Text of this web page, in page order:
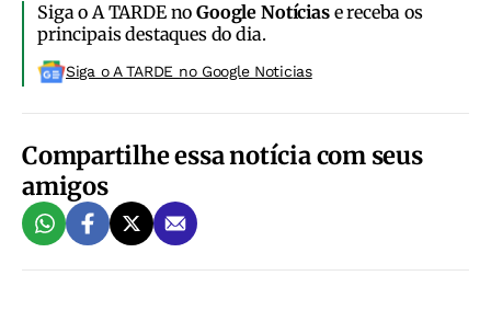
Siga o A TARDE noGoogle Notíciase receba os
principais destaques do dia.
Siga o A TARDE no Google Noticias
Compartilhe essa notícia com seus
amigos